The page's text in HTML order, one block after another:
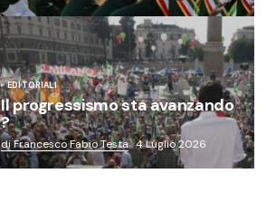
EDITORIALI
Il progressismo sta avanzando
?
di Francesco Fabio Testa 4 Luglio 2026